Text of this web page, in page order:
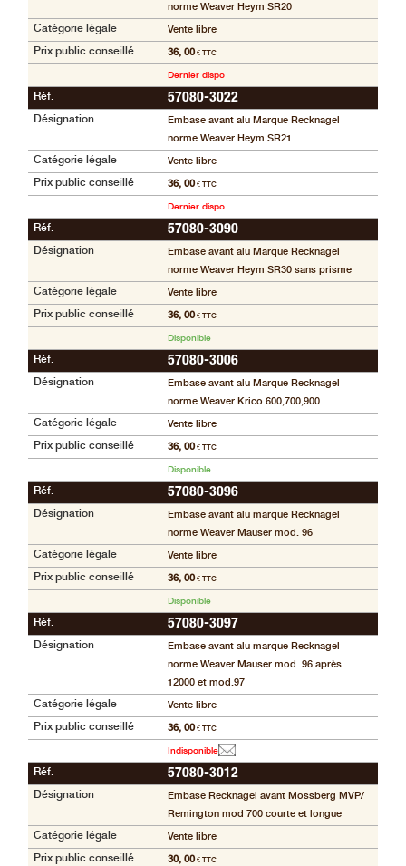
norme Weaver Heym SR20
Catégorie légale Vente libre
Prix public conseillé 36, 00€ TTC
Dernier dispo
Réf.
57080-3022
Désignation
Embase avant alu Marque Recknagel
norme Weaver Heym SR21
Catégorie légale Vente libre
Prix public conseillé 36, 00€ TTC
Dernier dispo
Réf.
57080-3090
Désignation
Embase avant alu Marque Recknagel
norme Weaver Heym SR30 sans prisme
Catégorie légale Vente libre
Prix public conseillé 36, 00€ TTC
Disponible
Réf.
57080-3006
Désignation
Embase avant alu Marque Recknagel
norme Weaver Krico 600,700,900
Catégorie légale Vente libre
Prix public conseillé 36, 00€ TTC
Disponible
Réf.
57080-3096
Désignation
Embase avant alu marque Recknagel
norme Weaver Mauser mod. 96
Catégorie légale Vente libre
Prix public conseillé 36, 00€ TTC
Disponible
Réf.
57080-3097
Désignation
Embase avant alu marque Recknagel
norme Weaver Mauser mod. 96 après
12000 et mod.97
Catégorie légale Vente libre
Prix public conseillé 36, 00€ TTC
Indisponible
Réf.
57080-3012
Désignation
Embase Recknagel avant Mossberg MVP/
Remington mod 700 courte et longue
Catégorie légale Vente libre
Prix public conseillé 30, 00€ TTC